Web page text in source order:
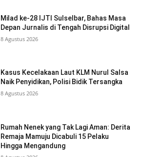
Milad ke-28 IJTI Sulselbar, Bahas Masa
Depan Jurnalis di Tengah Disrupsi Digital
8 Agustus 2026
Kasus Kecelakaan Laut KLM Nurul Salsa
Naik Penyidikan, Polisi Bidik Tersangka
8 Agustus 2026
Rumah Nenek yang Tak Lagi Aman: Derita
Remaja Mamuju Dicabuli 15 Pelaku
Hingga Mengandung